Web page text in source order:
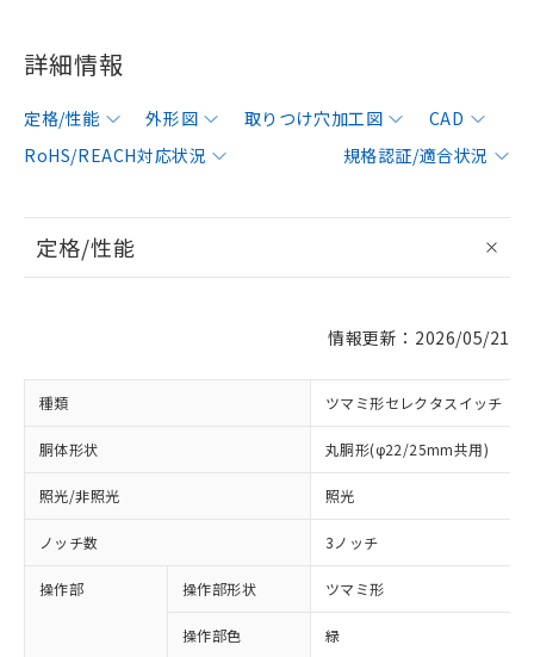
詳細情報
定格/性能 外形図 取りつけ穴加工図
CAD
RoHS/REACH対応状況
規格認証/適合状況
定格/性能
情報更新：2026/05/21
種類 ツマミ形セレクタスイッチ
胴体形状 丸胴形(φ22/25mm共用)
照光/非照光 照光
ノッチ数 3ノッチ
操作部 操作部形状 ツマミ形
操作部色 緑